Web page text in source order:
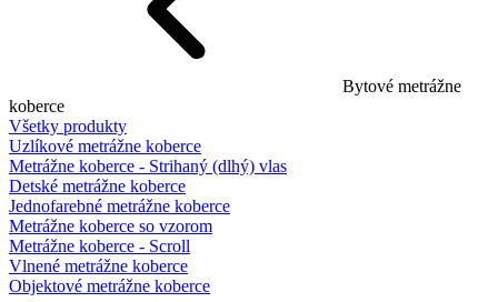
Bytové metrážne
koberce
Všetky produkty
Uzlíkové metrážne koberce
Metrážne koberce - Strihaný (dlhý) vlas
Detské metrážne koberce
Jednofarebné metrážne koberce
Metrážne koberce so vzorom
Metrážne koberce - Scroll
Vlnené metrážne koberce
Objektové metrážne koberce